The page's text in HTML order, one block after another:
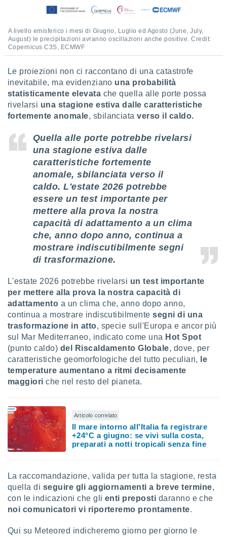
A livello emisferico i mesi di Giugno, Luglio ed Agosto (June, July,
August) le precipitazioni avranno oscillazioni anche positive. Credit:
Copernicus C3S, ECMWF
Le proiezioni non ci raccontano di una catastrofe
inevitabile, ma evidenziano una probabilità
statisticamente elevata che quella alle porte possa
rivelarsi una stagione estiva dalle caratteristiche
fortemente anomale, sbilanciataverso il caldo.
Quella alle porte potrebbe rivelarsi
una stagione estiva dalle
caratteristiche fortemente
anomale, sbilanciata verso il
caldo. L'estate 2026 potrebbe
essere un test importante per
mettere alla prova la nostra
capacità di adattamento a un clima
che, anno dopo anno, continua a
mostrare indiscutibilmente segni
di trasformazione.
L'estate 2026 potrebbe rivelarsi un test importante
per mettere alla prova la nostra capacità di
adattamento a un clima che, anno dopo anno,
continua a mostrare indiscutibilmentesegni di una
trasformazione in atto, specie sull'Europa e ancor più
sul Mar Mediterraneo, indicato come una Hot Spot
(punto caldo) del Riscaldamento Globale, dove, per
caratteristiche geomorfologiche del tutto peculiari,
le
temperature aumentano a ritmi decisamente
maggiori che nel resto del pianeta.
Articolo correlato
Il mare intorno all'Italia fa registrare
+24°C a giugno: se vivi sulla costa,
preparati a notti tropicali senza fine
La raccomandazione, valida per tutta la stagione, resta
quella di seguire gli aggiornamenti a breve termine,
con le indicazioni che gli enti preposti daranno e che
noi comunicatori vi riporteremo prontamente.
Qui su Meteored indicheremo giorno per giorno le